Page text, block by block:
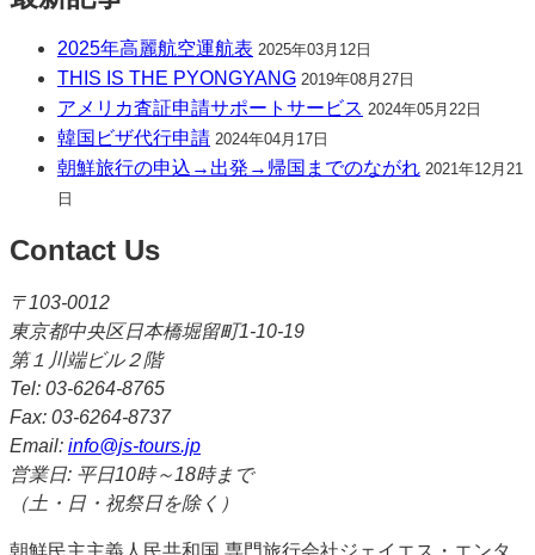
2025年高麗航空運航表 2025年03月12日
THIS IS THE PYONGYANG 2019年08月27日
アメリカ査証申請サポートサービス 2024年05月22日
韓国ビザ代行申請 2024年04月17日
朝鮮旅行の申込→出発→帰国までのながれ 2021年12月21
日
Contact Us
〒103-0012
東京都中央区日本橋堀留町1-10-19
第１川端ビル２階
Tel: 03-6264-8765
Fax: 03-6264-8737
Email: info@js-tours.jp
営業日: 平日10時～18時まで
（土・日・祝祭日を除く）